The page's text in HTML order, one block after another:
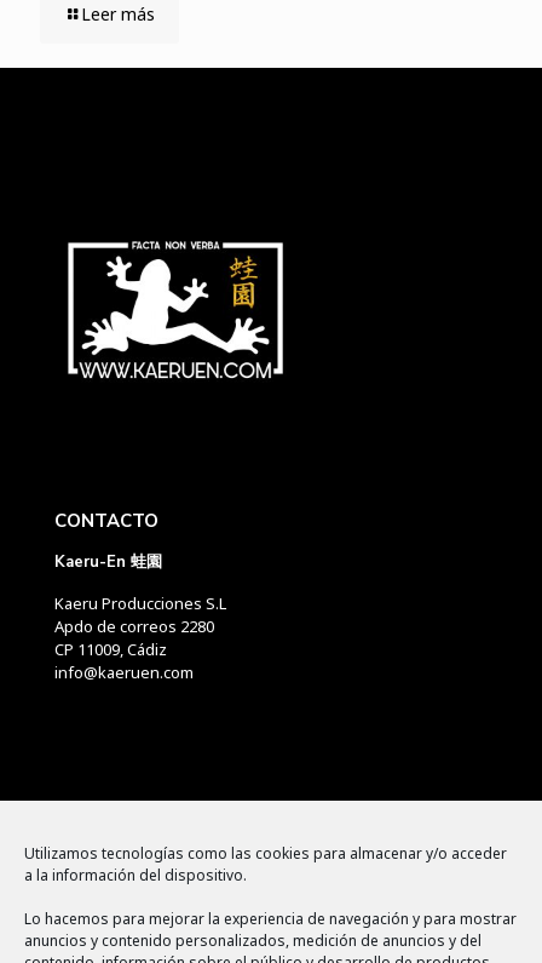
Utilizamos tecnologías como las cookies para almacenar y/o acceder
a la información del dispositivo.
Lo hacemos para mejorar la experiencia de navegación y para mostrar
anuncios y contenido personalizados, medición de anuncios y del
Leer más
CONTACTO
Kaeru-En 蛙園
Kaeru Producciones S.L
Apdo de correos 2280
CP 11009, Cádiz
info@kaeruen.com
Política de cookies
Aviso legal